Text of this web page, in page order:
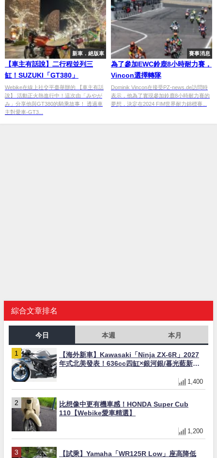
新車．絕版車
【車主有話說】二行程並列三
缸！SUZUKI「GT380」
Webike在線上社交平臺舉辦的 【車主有話
說】 活動正火熱進行中！這次由「みやが
み」分享他與GT380的騎乘故事！ 透過車
主對愛車-GT3...
賽事消息
為了參加EWC鈴鹿8小時耐力賽，
Vincon選擇轉隊
Dominik Vincon在接受PZ-news.de訪問時
表示，他為了實現參加鈴鹿8小時耐力賽的
夢想，決定在2024 FIM世界耐力錦標賽...
綜合文章排名
今日 本週 本月
【海外新車】Kawasaki「Ninja ZX-6R」2027
年式北美發表！636cc四缸×銀河銀/暮光藍新色
1,400
比想像中更有機車感！HONDA Super Cub
110【Webike愛車精選】
1,200
【試乘】Yamaha「WR125R Low」座高降低